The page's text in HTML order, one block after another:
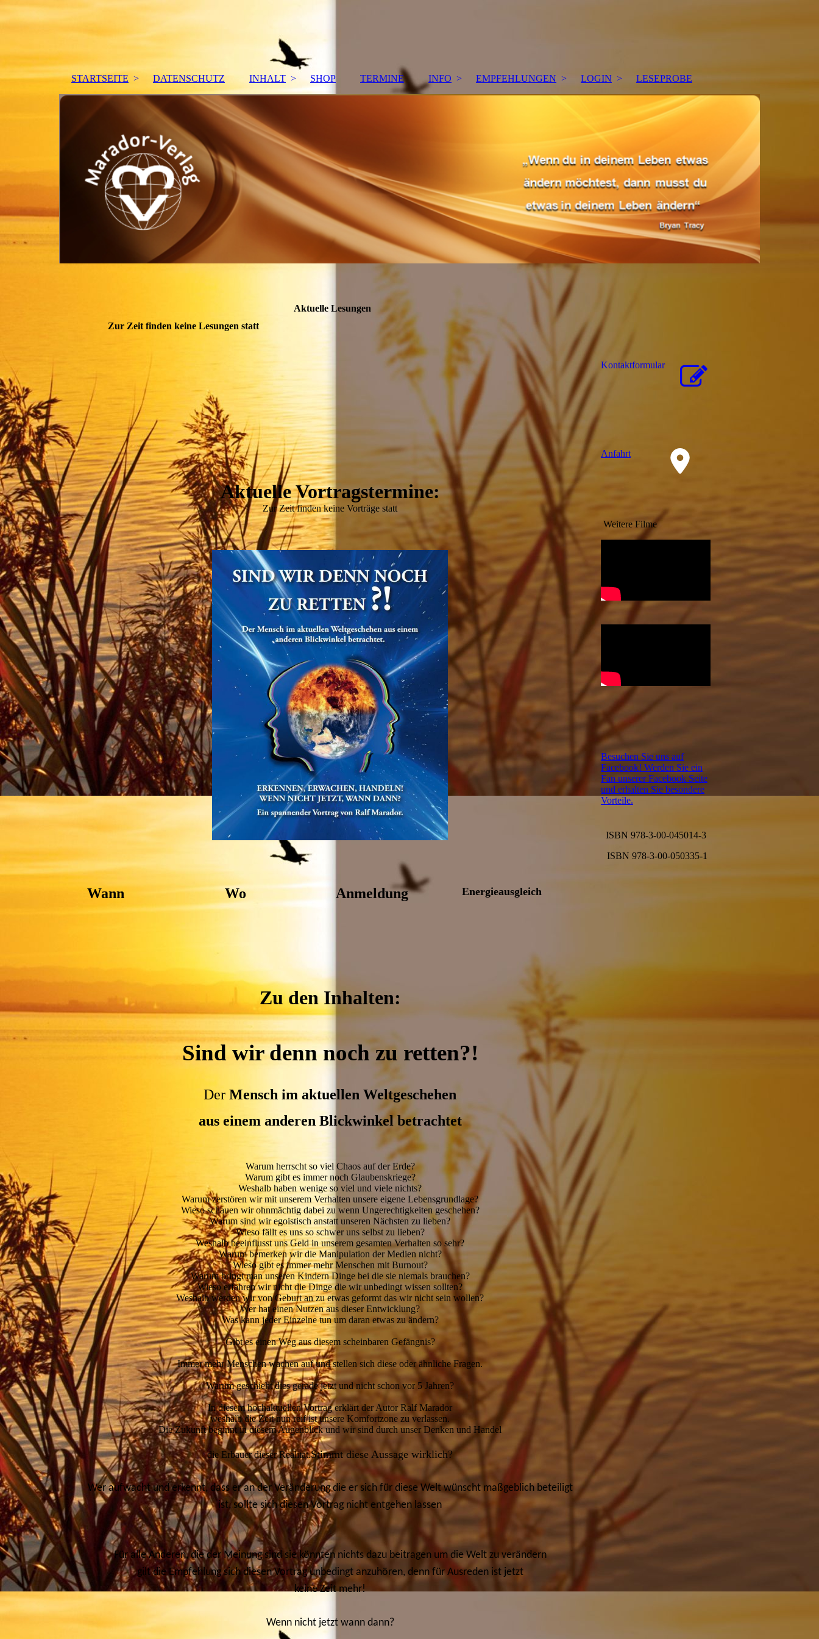
STARTSEITE DATENSCHUTZ INHALT SHOP TERMINE INFO EMPFEHLUNGEN LOGIN LESEPROBE
Aktuelle Lesungen
Zur Zeit finden keine Lesungen statt
Aktuelle Vortragstermine:
Zur Zeit finden keine Vorträge statt
Wann Wo Anmeldung Energieausgleich
Zu den Inhalten:
Sind wir denn noch zu retten?!
Der Mensch im aktuellen Weltgeschehen
aus einem anderen Blickwinkel betrachtet
Warum herrscht so viel Chaos auf der Erde?
Warum gibt es immer noch Glaubenskriege?
Weshalb haben wenige so viel und viele nichts?
Warum zerstören wir mit unserem Verhalten unsere eigene Lebensgrundlage?
Wieso schauen wir ohnmächtig dabei zu wenn Ungerechtigkeiten geschehen?
Warum sind wir egoistisch anstatt unseren Nächsten zu lieben?
Wieso fällt es uns so schwer uns selbst zu lieben?
Weshalb beeinflusst uns Geld in unserem gesamten Verhalten so sehr?
Warum bemerken wir die Manipulation der Medien nicht?
Wieso gibt es immer mehr Menschen mit Burnout?
Warum bringt man unseren Kindern Dinge bei die sie niemals brauchen?
Wieso erfahren wir nicht die Dinge die wir unbedingt wissen sollten?
Weshalb werden wir von Geburt an zu etwas geformt das wir nicht sein wollen?
Wer hat einen Nutzen aus dieser Entwicklung?
Was kann jeder Einzelne tun um daran etwas zu ändern?
Gibt es einen Weg aus diesem scheinbaren Gefängnis?
Immer mehr Menschen wachen auf und stellen sich diese oder ähnliche Fragen.
Warum geschieht dies gerade jetzt und nicht schon vor 5 Jahren?
In diesem hochaktuellen Vortrag erklärt der Autor Ralf Marador
weshalb die Zeit nun reif ist unsere Komfortzone zu verlassen.
Die Zukunft beginnt in diesem Augenblick und wir sind durch unser Denken und Handel
die Erbauer dieser Realität.Stimmt diese Aussage wirklich?
Wer aufwacht und erkennt, dass er an der Veränderung die er sich für diese Welt wünscht maßgeblich beteiligt
ist, sollte sich diesen Vortrag nicht entgehen lassen
Für alle Anderen, die der Meinung sind sie könnten nichts dazu beitragen um die Welt zu verändern
gilt die Empfehlung sich diesen Vortrag unbedingt anzuhören, denn für Ausreden ist jetzt
keine Zeit mehr!
Wenn nicht jetzt wann dann?
Kon­takt­for­mu­lar
Anfahrt
Weitere Filme
Besuchen Sie uns auf
Facebook! Werden Sie ein
Fan unserer Facebook Seite
und erhalten Sie besondere
Vorteile.
ISBN 978-3-00-045014-3
ISBN 978-3-00-050335-1